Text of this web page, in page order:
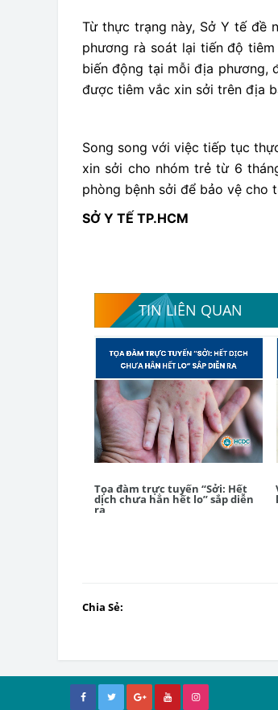
Từ thực trạng này, Sở Y tế đề
phương rà soát lại tiến độ
biến động tại mỗi địa phương,
được tiêm vắc xin sởi trên địa
Song song với việc tiếp tục
xin sởi cho nhóm trẻ từ 6
phòng bệnh sởi để bảo vệ cho
SỞ Y TẾ TP.HCM
TIN LIÊN QUAN
Tọa đàm trực tuyến “Sởi: Hết
dịch chưa hẳn hết lo” sắp diễn
ra
Chia Sẻ: